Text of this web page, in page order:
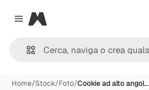
Close menu
Magnific
Home/Stock/Foto/Cookie ad alto angol…